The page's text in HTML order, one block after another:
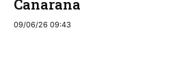
Canarana
09/06/26 09:43